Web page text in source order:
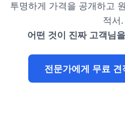
투명하게 가격을 공개하고
적서.
어떤 것이 진짜 고객님
전문가에게 무료